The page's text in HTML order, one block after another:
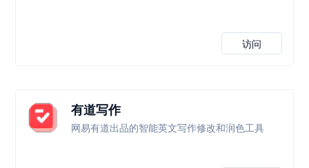
访问
有道写作
网易有道出品的智能英文写作修改和润色工具